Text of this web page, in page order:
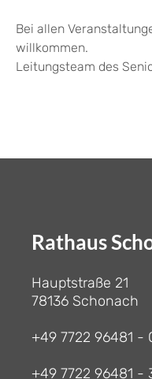
Bei allen
willkommen.
Leitungsteam des
Rathaus
Hauptstraße 21
78136 Schonach
+49 7722 96481 -
+49 7722 96481 -